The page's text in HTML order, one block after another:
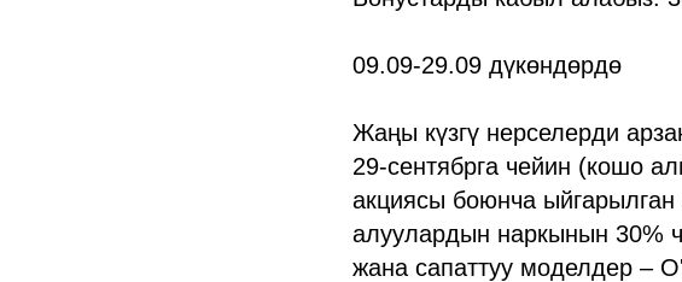
09.09-29.09 дүкөндөрдө
Жаңы күзгү нерселерди
29-сентябрга чейин (кошо
акциясы боюнча
алуулардын наркынын 30%
жана сапаттуу моделдер –